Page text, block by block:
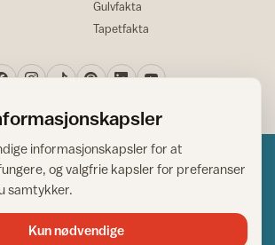
Gulvfakta
Tapetfakta
Norsk råd for hjem og bygg
informasjonskapsler for at
og valgfrie kapsler for preferanser
samtykker.
Kun nødvendige